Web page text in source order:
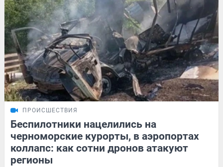
ПРОИСШЕСТВИЯ
Беспилотники нацелились на
черноморские курорты, в аэропортах
коллапс: как сотни дронов атакуют
регионы